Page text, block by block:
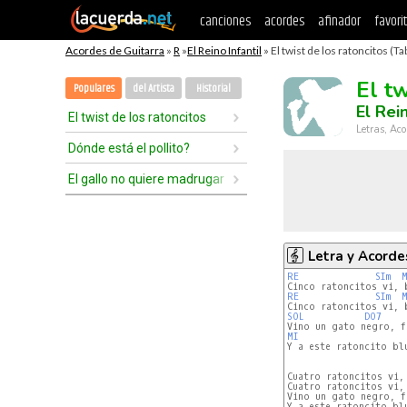
canciones acordes afinador
Acordes de Guitarra » R »El Reino Infantil » El twist de los ratoncitos
Populares del Artista Historial
El twist de los ratoncitos
Dónde está el pollito?
El gallo no quiere madrugar
El
El
Letras,
Letra y
RE SIm
RE
SIm
SOL
DO7
MI
Y a este ratoncito
Cuatro ratoncitos
Cuatro ratoncitos
Vino un gato negro,